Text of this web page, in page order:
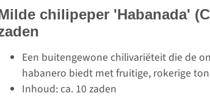
chilipeper 'Habanada'
Een buitengewone chilivariëteit die de
habanero biedt met fruitige, rokerige
Inhoud: ca. 10 zaden